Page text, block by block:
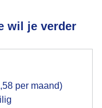
wil je verder
per maand)
voor het